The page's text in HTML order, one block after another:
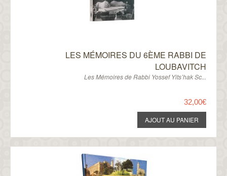
LES MÉMOIRES DU 6ÈME RABBI DE
LOUBAVITCH
Les Mémoires de Rabbi Yossef Yits’hak Sc...
32,00€